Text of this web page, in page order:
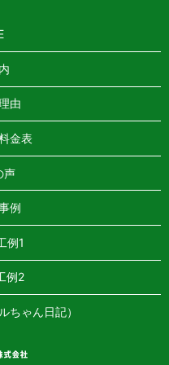
由
金表
声
例
例1
例2
ちゃん日記）